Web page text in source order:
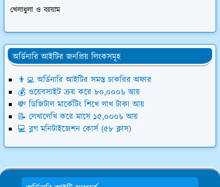
খেলাধুলা ও ব্যায়াম
অর্ডিনারি আইটির জনপ্রিয় লিংকসমূহ
👨‍💻 অর্ডিনারি আইটির সমস্ত চাকরির অফার
💰 ওয়েবসাইট ক্রয় করে ৮০,০০০৳ আয়
💸 ডিজিটাল মার্কেটিং শিখে লাখ টাকা আয়
📝 লেখালেখি করে মাসে ১৫,০০০৳ আয়
💻 ব্লগ মনিটাইজেশন কোর্স (৫৮ ক্লাস)